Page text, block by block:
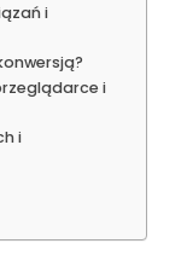
i
i
i